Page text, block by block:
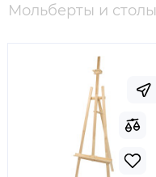
Мольберты и столы